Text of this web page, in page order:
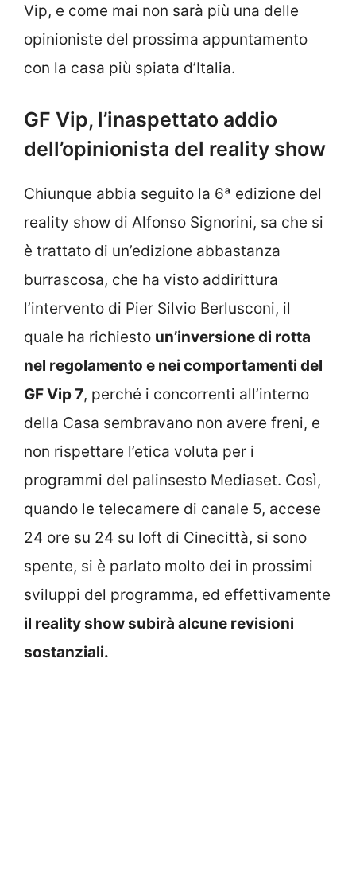
Vip, e come mai non sarà più una delle
opinioniste del prossima appuntamento
con la casa più spiata d’Italia.
GF Vip, l’inaspettato addio
dell’opinionista del reality show
Chiunque abbia seguito la 6ª edizione del
reality show di Alfonso Signorini, sa che si
è trattato di un’edizione abbastanza
burrascosa, che ha visto addirittura
l’intervento di Pier Silvio Berlusconi, il
quale ha richiesto un’inversione di rotta
nel regolamento e nei comportamenti del
GF Vip 7, perché i concorrenti all’interno
della Casa sembravano non avere freni, e
non rispettare l’etica voluta per i
programmi del palinsesto Mediaset. Così,
quando le telecamere di canale 5, accese
24 ore su 24 su loft di Cinecittà, si sono
spente, si è parlato molto dei in prossimi
sviluppi del programma, ed effettivamente
il reality show subirà alcune revisioni
sostanziali.